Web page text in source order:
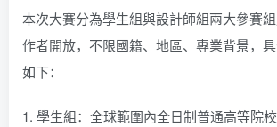
本次大賽分為學生組與設計師組兩大參賽
作者開放，不限國籍、地區、專業背景，
如下：
1. 學生組：全球範圍內全日制普通高等院